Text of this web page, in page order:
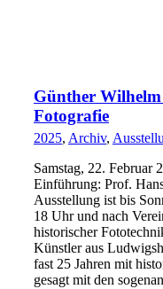
Günther
Fotografie
2025, Archiv,
Samstag, 22. Februar
Einführung: Prof.
Ausstellung ist bis
18 Uhr und nach
historischer
Künstler aus
fast 25 Jahren mit
gesagt mit den